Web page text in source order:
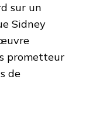
sur un
Sidney
prometteur
de